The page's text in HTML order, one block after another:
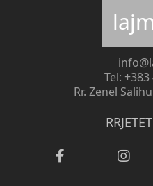
Tel: +383
Rr. Zenel